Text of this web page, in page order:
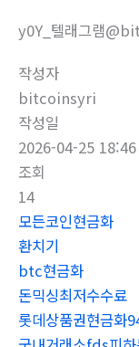
y0Y_텔래그램
작성자
bitcoinsyri
작성일
2026-04-25 18:46
조회
14
모든코인현금화
환치기
btc현금화
돈믹싱최저수수료
롯데상품권현금화